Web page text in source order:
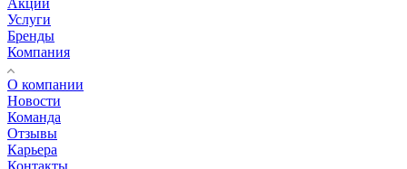
Акции
Услуги
Бренды
Компания
О компании
Новости
Команда
Отзывы
Карьера